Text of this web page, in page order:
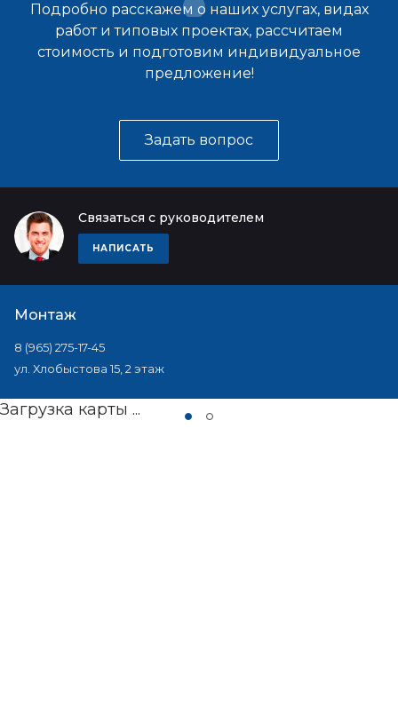
Подробно расскажем о наших услугах, видах
работ и типовых проектах, рассчитаем
стоимость и подготовим индивидуальное
предложение!
Задать вопрос
Связаться с руководителем
НАПИСАТЬ
Монтаж
8 (965) 275-17-45
ул. Хлобыстова 15, 2 этаж
Загрузка карты ...